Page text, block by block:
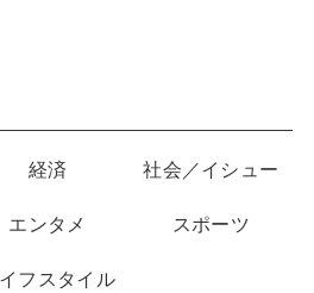
経済 社会／イシュー
エンタメ スポーツ
フスタイル